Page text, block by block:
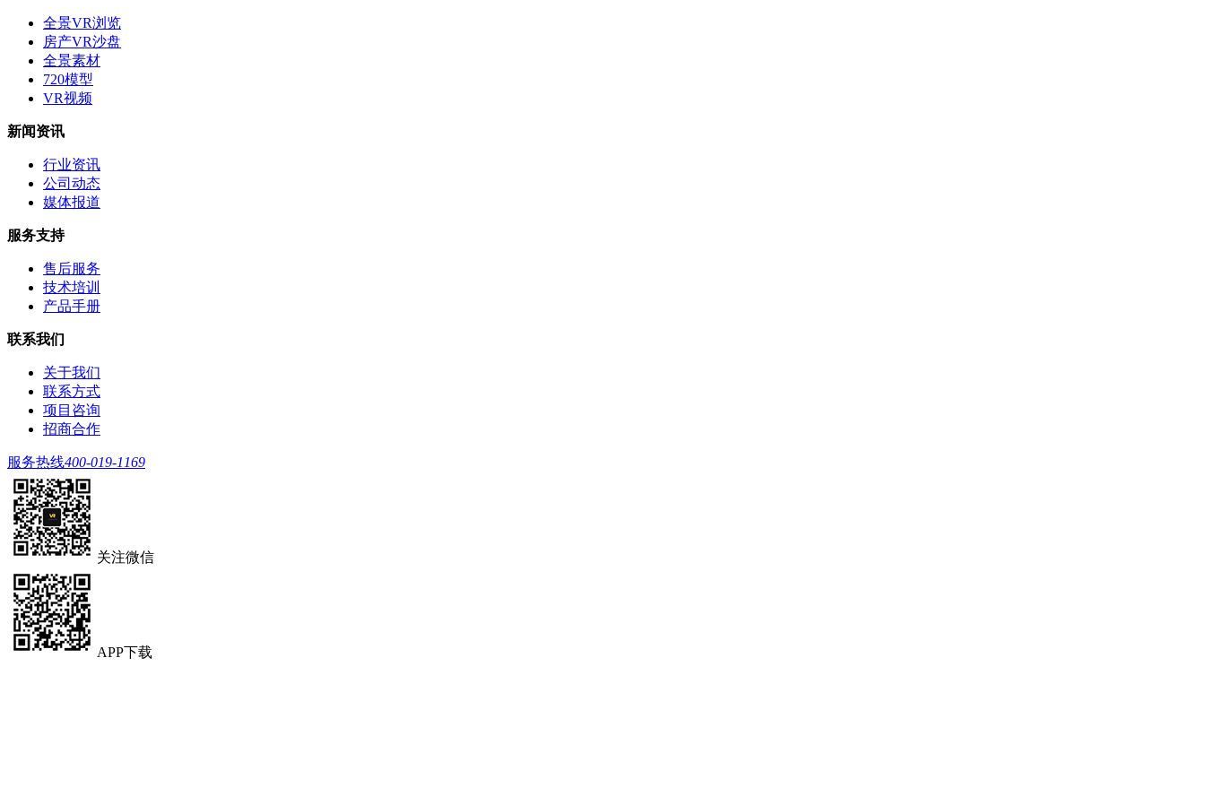
全景VR浏览
房产VR沙盘
全景素材
720模型
VR视频
新闻资讯
行业资讯
公司动态
媒体报道
服务支持
售后服务
技术培训
产品手册
联系我们
关于我们
联系方式
项目咨询
招商合作
服务热线400-019-1169
关注微信
APP下载